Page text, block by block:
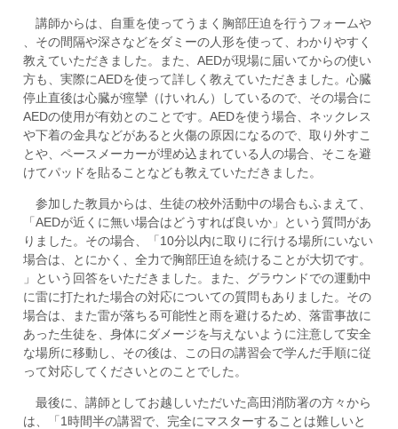
講師からは、自重を使ってうまく胸部圧迫を行うフォームや
、その間隔や深さなどをダミーの人形を使って、わかりやすく
教えていただきました。また、AEDが現場に届いてからの使い
方も、実際にAEDを使って詳しく教えていただきました。心臓
停止直後は心臓が痙攣（けいれん）しているので、その場合に
AEDの使用が有効とのことです。AEDを使う場合、ネックレス
や下着の金具などがあると火傷の原因になるので、取り外すこ
とや、ペースメーカーが埋め込まれている人の場合、そこを避
けてパッドを貼ることなども教えていただきました。
参加した教員からは、生徒の校外活動中の場合もふまえて、
「AEDが近くに無い場合はどうすれば良いか」という質問があ
りました。その場合、「10分以内に取りに行ける場所にいない
場合は、とにかく、全力で胸部圧迫を続けることが大切です。
」という回答をいただきました。また、グラウンドでの運動中
に雷に打たれた場合の対応についての質問もありました。その
場合は、また雷が落ちる可能性と雨を避けるため、落雷事故に
あった生徒を、身体にダメージを与えないように注意して安全
な場所に移動し、その後は、この日の講習会で学んだ手順に従
って対応してくださいとのことでした。
最後に、講師としてお越しいただいた高田消防署の方々から
は、「1時間半の講習で、完全にマスターすることは難しいと